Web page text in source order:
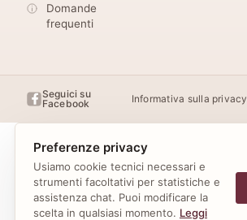
Domande
frequenti
Seguici su
Facebook
Informativa sulla privacy
Preferenze privacy
Usiamo cookie tecnici necessari e
strumenti facoltativi per statistiche e
assistenza chat. Puoi modificare la
scelta in qualsiasi momento. Leggi